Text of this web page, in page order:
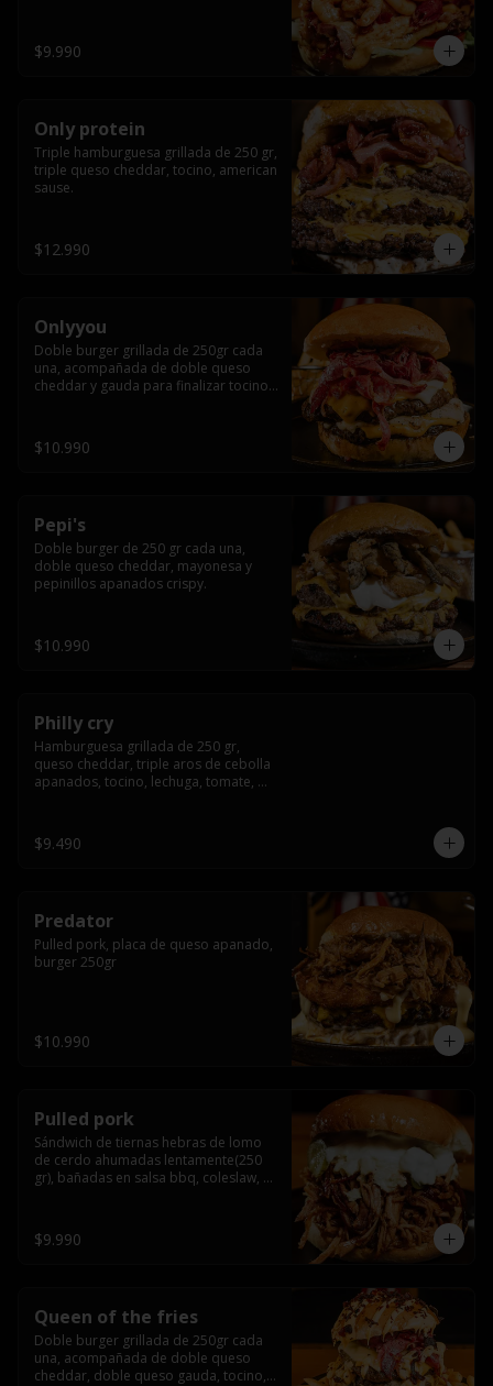
$9.990
Only protein
Triple hamburguesa grillada de 250 gr,
triple queso cheddar, tocino, american
sause.
$12.990
Onlyyou
Doble burger grillada de 250gr cada
una, acompañada de doble queso
cheddar y gauda para finalizar tocino
$10.990
Pepi's
Doble burger de 250 gr cada una,
doble queso cheddar, mayonesa y
pepinillos apanados crispy.
$10.990
Philly cry
Hamburguesa grillada de 250 gr,
queso cheddar, triple aros de cebolla
apanados, tocino, lechuga, tomate,
$9.490
Predator
Pulled pork, placa de queso apanado,
burger 250gr
$10.990
Pulled pork
Sándwich de tiernas hebras de lomo
de cerdo ahumadas lentamente(250
gr), bañadas en salsa bbq, coleslaw,
$9.990
Queen of the fries
Doble burger grillada de 250gr cada
una, acompañada de doble queso
cheddar, doble queso gauda, tocino,